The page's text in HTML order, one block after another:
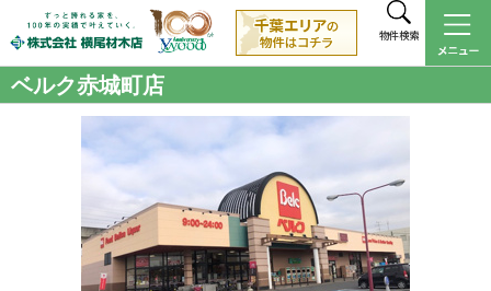
物件検索
ベルク赤城町店